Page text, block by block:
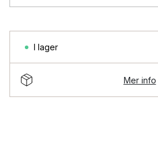
I lager
Mer info